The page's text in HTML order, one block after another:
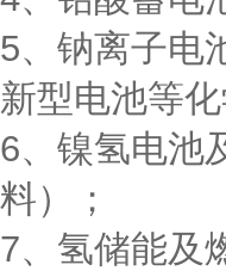
5、钠离子电
新型电池等
6、镍氢电池
料）；
7、氢储能及